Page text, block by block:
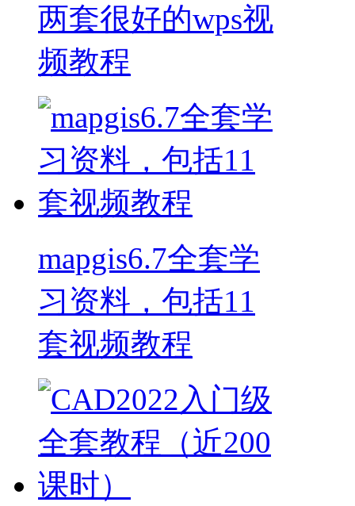
两套很好的wps视
频教程
mapgis6.7全套学
习资料，包括11
套视频教程